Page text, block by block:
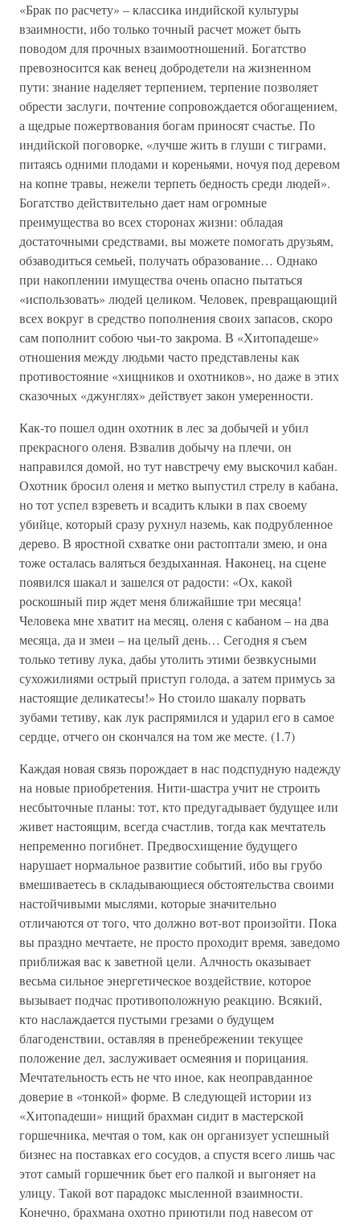
«Брак по расчету» – классика индийской культуры
взаимности, ибо только точный расчет может быть
поводом для прочных взаимоотношений. Богатство
превозносится как венец добродетели на жизненном
пути: знание наделяет терпением, терпение позволяет
обрести заслуги, почтение сопровождается обогащением,
а щедрые пожертвования богам приносят счастье. По
индийской поговорке, «лучше жить в глуши с тиграми,
питаясь одними плодами и кореньями, ночуя под деревом
на копне травы, нежели терпеть бедность среди людей».
Богатство действительно дает нам огромные
преимущества во всех сторонах жизни: обладая
достаточными средствами, вы можете помогать друзьям,
обзаводиться семьей, получать образование… Однако
при накоплении имущества очень опасно пытаться
«использовать» людей целиком. Человек, превращающий
всех вокруг в средство пополнения своих запасов, скоро
сам пополнит собою чьи-то закрома. В «Хитопадеше»
отношения между людьми часто представлены как
противостояние «хищников и охотников», но даже в этих
сказочных «джунглях» действует закон умеренности.
Как-то пошел один охотник в лес за добычей и убил
прекрасного оленя. Взвалив добычу на плечи, он
направился домой, но тут навстречу ему выскочил кабан.
Охотник бросил оленя и метко выпустил стрелу в кабана,
но тот успел взреветь и всадить клыки в пах своему
убийце, который сразу рухнул наземь, как подрубленное
дерево. В яростной схватке они растоптали змею, и она
тоже осталась валяться бездыханная. Наконец, на сцене
появился шакал и зашелся от радости: «Ох, какой
роскошный пир ждет меня ближайшие три месяца!
Человека мне хватит на месяц, оленя с кабаном – на два
месяца, да и змеи – на целый день… Сегодня я съем
только тетиву лука, дабы утолить этими безвкусными
сухожилиями острый приступ голода, а затем примусь за
настоящие деликатесы!» Но стоило шакалу порвать
зубами тетиву, как лук распрямился и ударил его в самое
сердце, отчего он скончался на том же месте. (1.7)
Каждая новая связь порождает в нас подспудную надежду
на новые приобретения. Нити-шастра учит не строить
несбыточные планы: тот, кто предугадывает будущее или
живет настоящим, всегда счастлив, тогда как мечтатель
непременно погибнет. Предвосхищение будущего
нарушает нормальное развитие событий, ибо вы грубо
вмешиваетесь в складывающиеся обстоятельства своими
настойчивыми мыслями, которые значительно
отличаются от того, что должно вот-вот произойти. Пока
вы праздно мечтаете, не просто проходит время, заведомо
приближая вас к заветной цели. Алчность оказывает
весьма сильное энергетическое воздействие, которое
вызывает подчас противоположную реакцию. Всякий,
кто наслаждается пустыми грезами о будущем
благоденствии, оставляя в пренебрежении текущее
положение дел, заслуживает осмеяния и порицания.
Мечтательность есть не что иное, как неоправданное
доверие в «тонкой» форме. В следующей истории из
«Хитопадеши» нищий брахман сидит в мастерской
горшечника, мечтая о том, как он организует успешный
бизнес на поставках его сосудов, а спустя всего лишь час
этот самый горшечник бьет его палкой и выгоняет на
улицу. Такой вот парадокс мысленной взаимности.
Конечно, брахмана охотно приютили под навесом от